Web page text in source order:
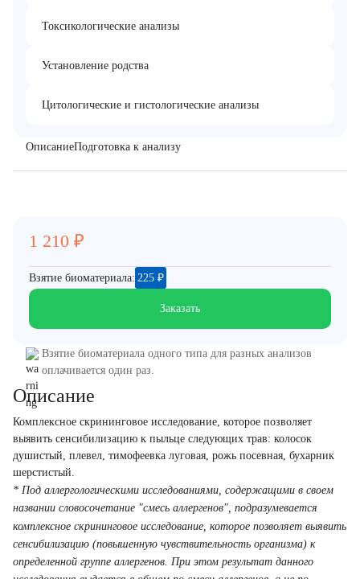
Токсикологические анализы
Установление родства
Цитологические и гистологические анализы
ОписаниеПодготовка к анализу
Описание
Комплексное скрининговое исследование, которое позволяет
выявить сенсибилизацию к пыльце следующих трав: колосок
душистый, плевел, тимофеевка луговая, рожь посевная, бухарник
шерстистый.
* Под аллергологическими исследованиями, содержащими в своем
названии словосочетание "смесь аллергенов", подразумевается
комплексное скрининговое исследование, которое позволяет выявить
сенсибилизацию (повышенную чувствительность организма) к
определенной группе аллергенов. При этом результат данного
1 210 ₽
Взятие биоматериала: 225 ₽
Заказать
Взятие биоматериала одного типа для разных анализов
оплачивается один раз.